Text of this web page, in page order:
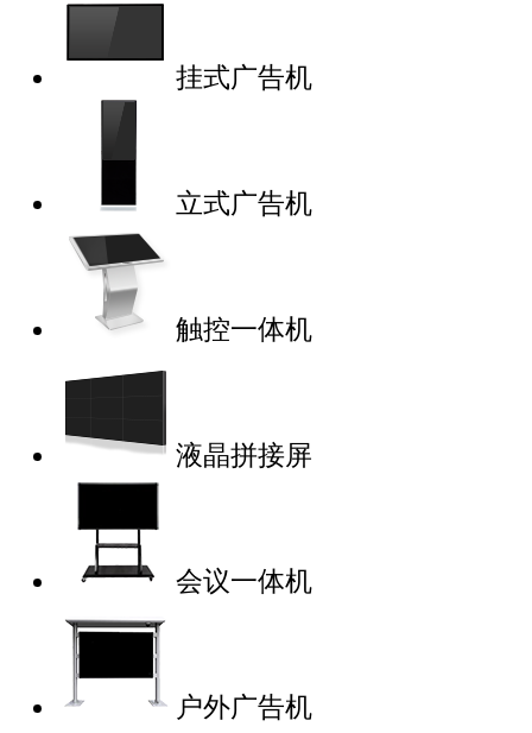
挂式广告机
立式广告机
触控一体机
液晶拼接屏
会议一体机
户外广告机